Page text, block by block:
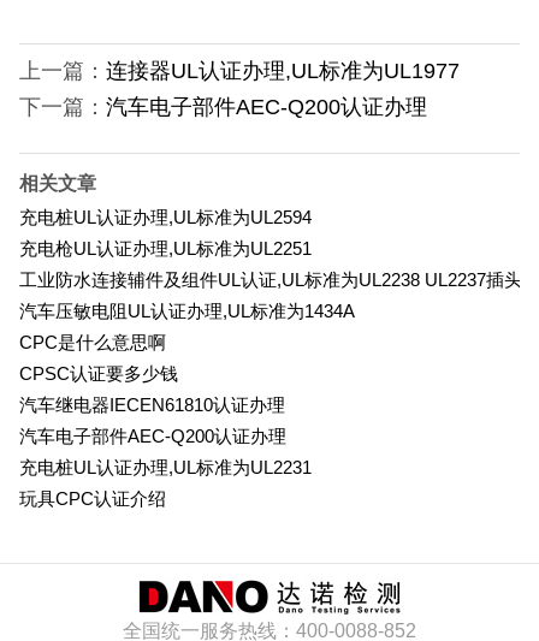
上一篇： 连接器UL认证办理,UL标准为UL1977
下一篇： 汽车电子部件AEC-Q200认证办理
相关文章
充电桩UL认证办理,UL标准为UL2594
充电枪UL认证办理,UL标准为UL2251
工业防水连接辅件及组件UL认证,UL标准为UL2238 UL2237插头
汽车压敏电阻UL认证办理,UL标准为1434A
CPC是什么意思啊
CPSC认证要多少钱
汽车继电器IECEN61810认证办理
汽车电子部件AEC-Q200认证办理
充电桩UL认证办理,UL标准为UL2231
玩具CPC认证介绍
全国统一服务热线：400-0088-852